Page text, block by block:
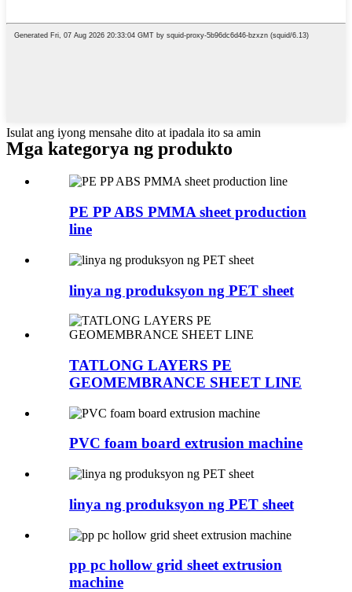
Isulat ang iyong mensahe dito at ipadala ito sa amin
Mga kategorya ng produkto
PE PP ABS PMMA sheet production
line
linya ng produksyon ng PET sheet
TATLONG LAYERS PE
GEOMEMBRANCE SHEET LINE
PVC foam board extrusion machine
linya ng produksyon ng PET sheet
pp pc hollow grid sheet extrusion
machine